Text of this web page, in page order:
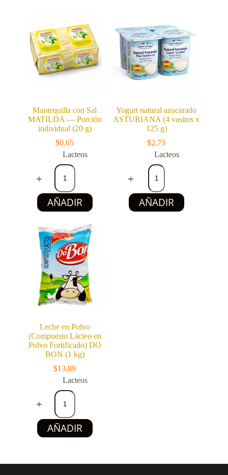
Mantequilla con Sal
MATILDA — Porción
individual (20 g)
$0.65
Lacteos
Mantequilla
con
Sal
MATILDA
—
Porción
(20
g)
cantidad
AÑADIR
Yogurt natural azucarado
ASTURIANA (4 vasitos x
125 g)
$2.73
Lacteos
Yogurt
natural
azucarado
ASTURIANA
(4
vasitos
AÑADIR
Leche en Polvo
(Compuesto Lácteo en
Polvo Fortificado) DO
BON (1 kg)
$13.89
Lacteos
Leche
Polvo
(Compuesto
Lácteo
en
DO
AÑADIR